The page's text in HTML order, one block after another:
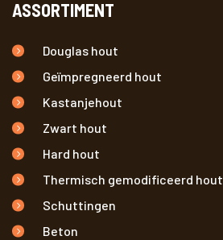
ASSORTIMENT
Douglas hout
Geïmpregneerd hout
Kastanjehout
Zwart hout
Hard hout
Thermisch gemodificeerd hout
Schuttingen
Beton